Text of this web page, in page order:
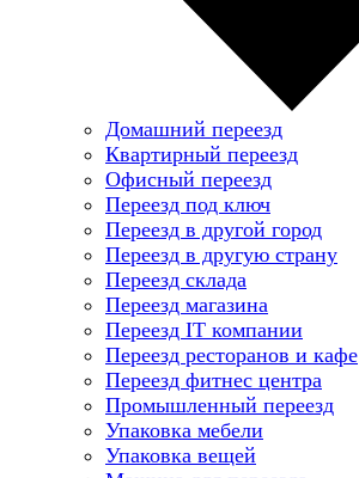
Домашний переезд
Квартирный переезд
Офисный переезд
Переезд под ключ
Переезд в другой город
Переезд в другую страну
Переезд склада
Переезд магазина
Переезд IT компании
Переезд ресторанов и кафе
Переезд фитнес центра
Промышленный переезд
Упаковка мебели
Упаковка вещей